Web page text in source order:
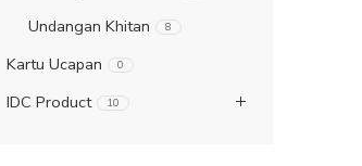
Undangan Khitan 8
Kartu Ucapan 0
IDC Product 10